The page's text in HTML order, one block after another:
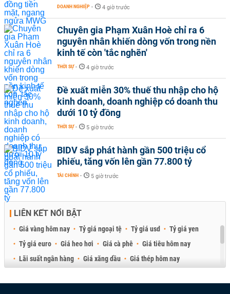
DOANH NGHIỆP - 4 giờ trước
Chuyên gia Phạm Xuân Hoè chỉ ra 6
nguyên nhân khiến dòng vốn trong nền
kinh tế còn 'tắc nghẽn'
THỜI SỰ - 4 giờ trước
Đề xuất miễn 30% thuế thu nhập cho hộ
kinh doanh, doanh nghiệp có doanh thu
dưới 10 tỷ đồng
THỜI SỰ - 5 giờ trước
BIDV sắp phát hành gần 500 triệu cổ
phiếu, tăng vốn lên gần 77.800 tỷ
TÀI CHÍNH - 5 giờ trước
LIÊN KẾT NỔI BẬT
Giá vàng hôm nay Tỷ giá ngoại tệ Tỷ giá usd
Tỷ giá yen
Tỷ giá euro
Giá heo hơi Giá cà phê
Giá tiêu hôm nay
Lãi suất ngân hàng
Giá xăng dầu
Giá thép hôm nay